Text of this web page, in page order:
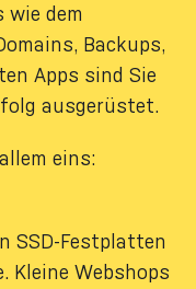
dem
Backups,
Apps sind Sie
ausgerüstet.
eins:
SSD-Festplatten
Kleine Webshops